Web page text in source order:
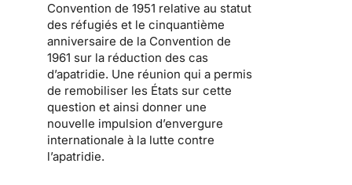
Convention de 1951 relative au statut
des réfugiés et le cinquantième
anniversaire de la Convention de
1961 sur la réduction des cas
d’apatridie. Une réunion qui a permis
de remobiliser les États sur cette
question et ainsi donner une
nouvelle impulsion d’envergure
internationale à la lutte contre
l’apatridie.